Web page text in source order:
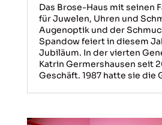
Das Brose-Haus mit seinen
für Juwelen, Uhren und
Augenoptik und der
Spandow feiert in diesem
Jubiläum. In der vierten
Katrin Germershausen seit
Geschäft. 1987 hatte sie die